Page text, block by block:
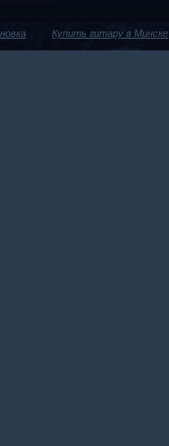
Купить гитару в Минске